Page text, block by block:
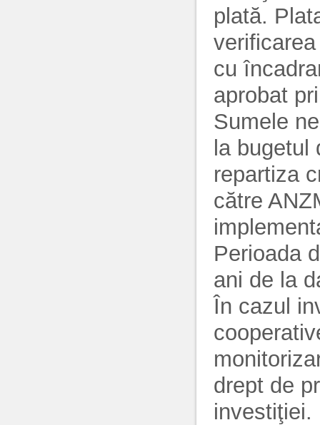
plată.
cu
aprobat
Sumele
la
repartiza
către
Perioada
ani de la
În cazul
drept de
investiţiei.